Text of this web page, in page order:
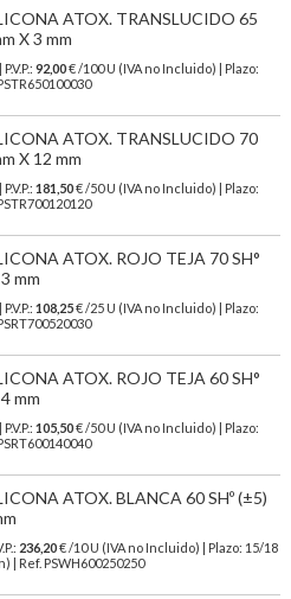
ATOX. TRANSLUCIDO 65
X 3 mm
| P.V.P.: 92,00€ /100 U (IVA no Incluido) | Plazo:
ATOX. TRANSLUCIDO 70
X 12 mm
| P.V.P.: 181,50€ /50 U (IVA no Incluido) | Plazo:
ATOX. ROJO TEJA 70 SH°
mm
| P.V.P.: 108,25€ /25 U (IVA no Incluido) | Plazo:
ATOX. ROJO TEJA 60 SH°
mm
| P.V.P.: 105,50€ /50 U (IVA no Incluido) | Plazo:
ATOX. BLANCA 60 SHº (±5)
236,20€/10 U (IVA no Incluido)
| Plazo: 15/18
| Ref. PSWH600250250